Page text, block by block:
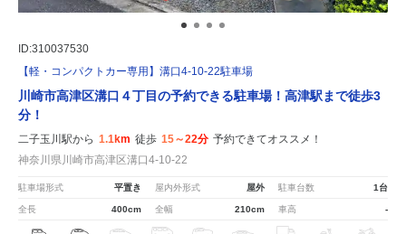
ID:310037530
【軽・コンパクトカー専用】溝口4-10-22駐車場
川崎市高津区溝口４丁目の予約できる駐車場！高津駅まで徒歩3
分！
二子玉川駅から 1.1km 徒歩 15～22分 予約できてオススメ！
神奈川県川崎市高津区溝口4-10-22
駐車場形式 平置き 屋内外形式 屋外 駐車台数 1台
全長 400cm 全幅 210cm 車高 -